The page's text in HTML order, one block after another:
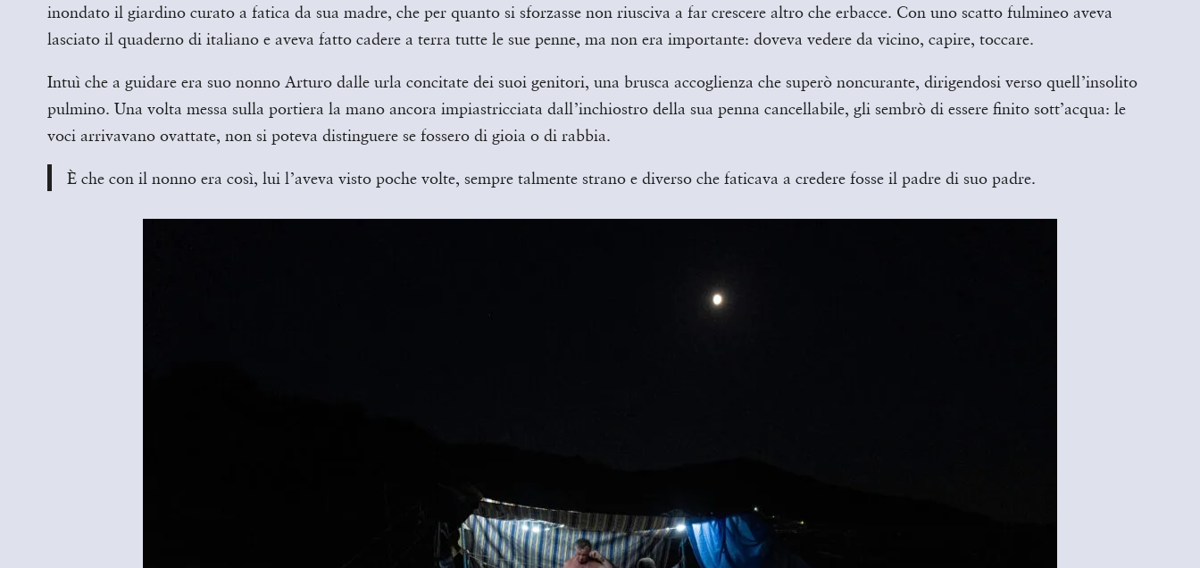
inondato il giardino curato a fatica da sua madre, che per quanto si sforzasse non riusciva a far crescere altro che erbacce. Con uno scatto fulmineo aveva
lasciato il quaderno di italiano e aveva fatto cadere a terra tutte le sue penne, ma non era importante: doveva vedere da vicino, capire, toccare.
Intuì che a guidare era suo nonno Arturo dalle urla concitate dei suoi genitori, una brusca accoglienza che superò noncurante, dirigendosi verso quell’insolito
pulmino. Una volta messa sulla portiera la mano ancora impiastricciata dall’inchiostro della sua penna cancellabile, gli sembrò di essere finito sott’acqua: le
voci arrivavano ovattate, non si poteva distinguere se fossero di gioia o di rabbia.
È che con il nonno era così, lui l’aveva visto poche volte, sempre talmente strano e diverso che faticava a credere fosse il padre di suo padre.